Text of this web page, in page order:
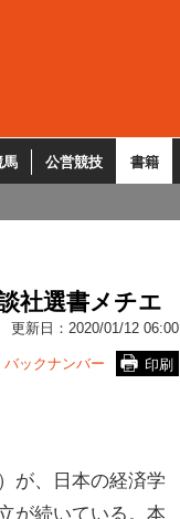
馬 公営競技 書籍
社選書メチエ
更新日： 2020/01/12 06:00
印刷
バックナンバー
が、日本の経済学
が続いている。本